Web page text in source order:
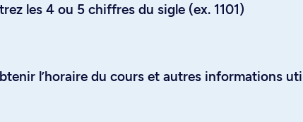
les 4 ou 5 chiffres du sigle (ex. 1101)
l’horaire du cours et autres informations